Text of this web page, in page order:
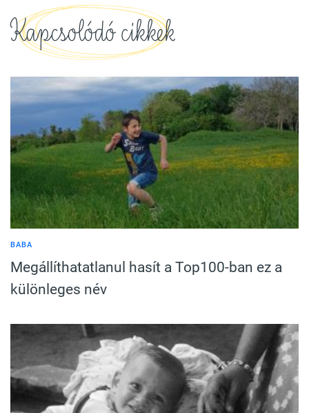
Kapcsolódó cikkek
BABA
Megállíthatatlanul hasít a Top100-ban ez a
különleges név